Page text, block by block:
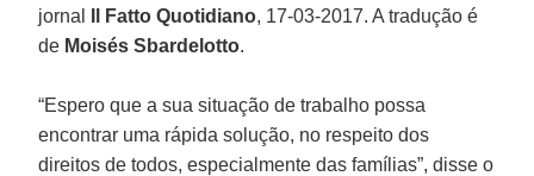
jornal
Il Fatto Quotidiano, 17-03-2017. A tradução é
de Moisés Sbardelotto.
“Espero que a sua situação de trabalho possa
encontrar uma rápida solução, no respeito dos
direitos de todos, especialmente das famílias”, disse o